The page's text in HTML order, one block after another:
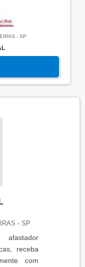
- SP
- SP
afastador
receba
com